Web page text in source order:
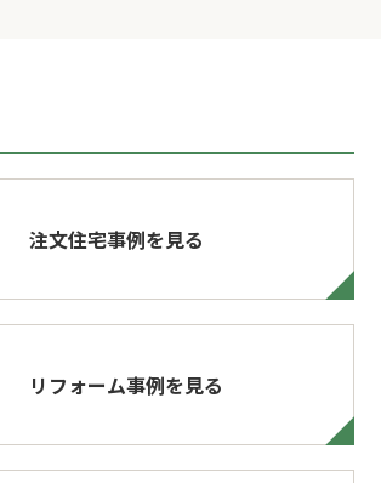
注文住宅事例を見る
リフォーム事例を見る